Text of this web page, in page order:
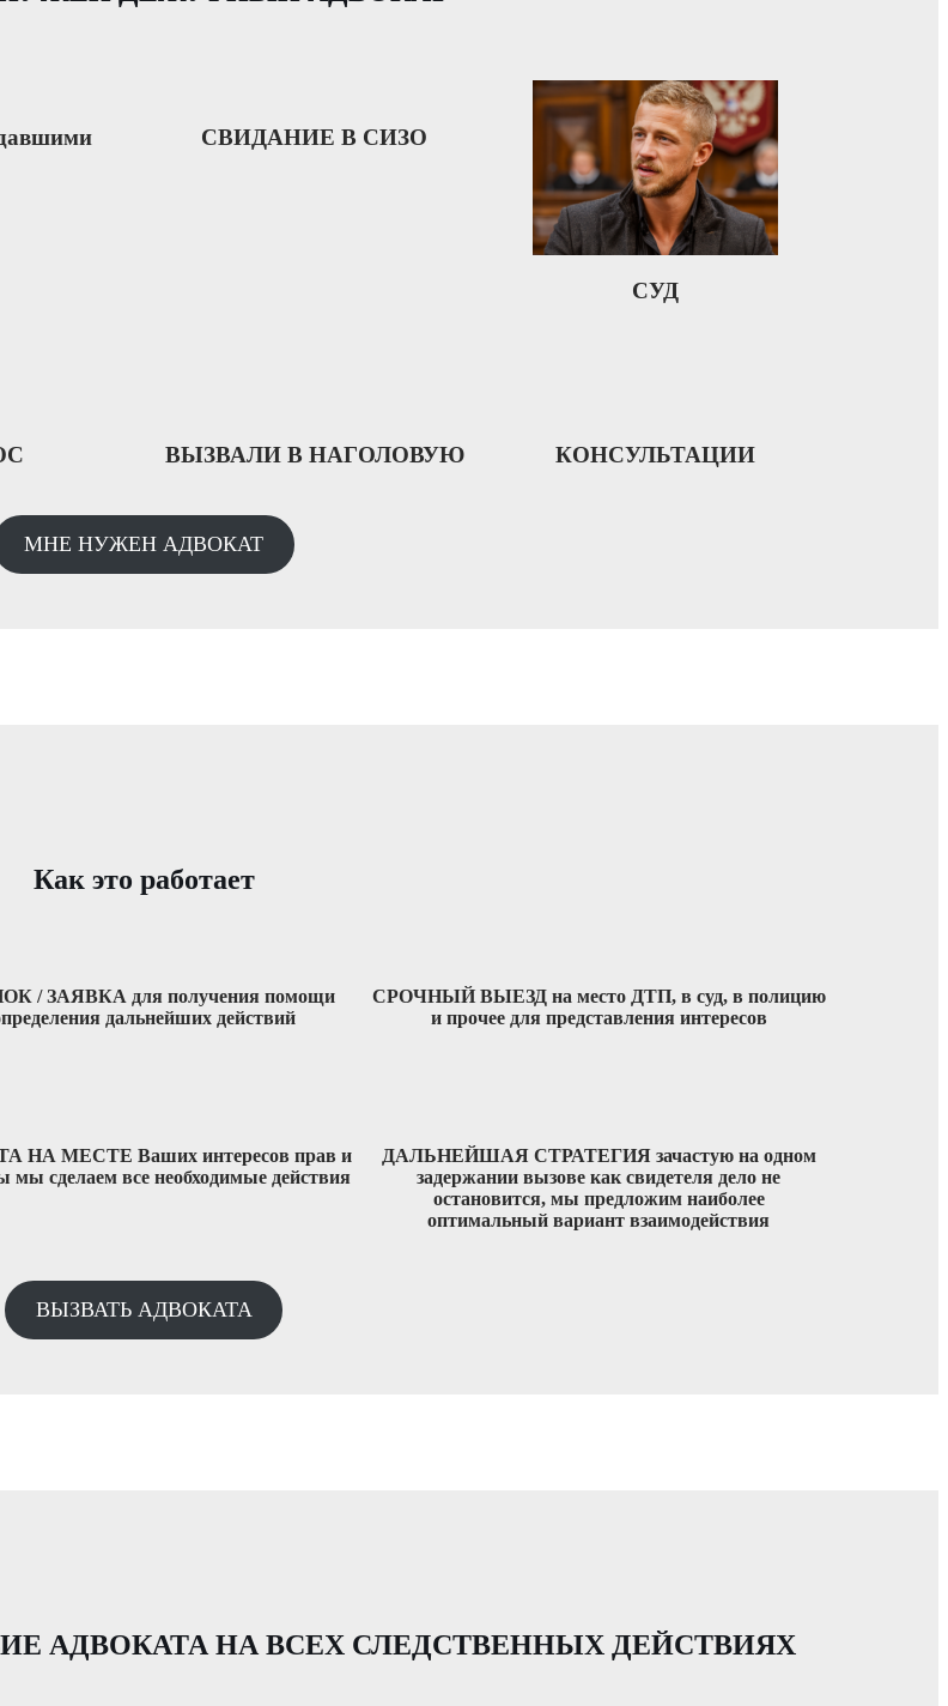
СВИДАНИЕ В СИЗО
СУД
ВЫЗВАЛИ В НАГОЛОВУЮ КОНСУЛЬТАЦИИ
МНЕ НУЖЕН АДВОКАТ
Как это работает
/ ЗАЯВКА для получения помощи
дальнейших действий
СРОЧНЫЙ ВЫЕЗД на место ДТП, в суд, в полицию
и прочее для представления интересов
НА МЕСТЕ Ваших интересов прав и
мы сделаем все необходимые действия
ДАЛЬНЕЙШАЯ СТРАТЕГИЯ зачастую на одном
задержании вызове как свидетеля дело не
остановится, мы предложим наиболее
оптимальный вариант взаимодействия
ВЫЗВАТЬ АДВОКАТА
АДВОКАТА НА ВСЕХ СЛЕДСТВЕННЫХ ДЕЙСТВИЯХ